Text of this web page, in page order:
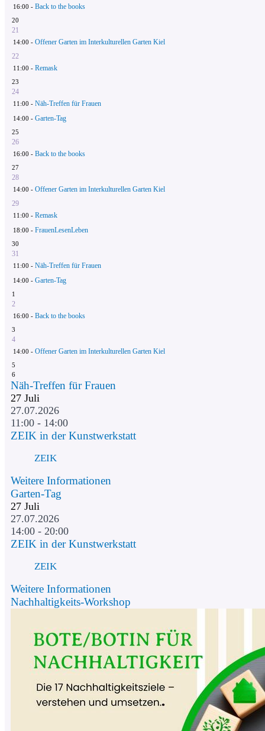
16:00 - Back to the books
20
21
14:00 - Offener Garten im Interkulturellen Garten Kiel
22
11:00 - Remask
23
24
11:00 - Näh-Treffen für Frauen
14:00 - Garten-Tag
25
26
16:00 - Back to the books
27
28
14:00 - Offener Garten im Interkulturellen Garten Kiel
29
11:00 - Remask
18:00 - FrauenLesenLeben
30
31
11:00 - Näh-Treffen für Frauen
14:00 - Garten-Tag
1
2
16:00 - Back to the books
3
4
14:00 - Offener Garten im Interkulturellen Garten Kiel
5
6
Näh-Treffen für Frauen
27 Juli
27.07.2026
11:00 - 14:00
ZEIK in der Kunstwerkstatt
ZEIK
Weitere Informationen
Garten-Tag
27 Juli
27.07.2026
14:00 - 20:00
ZEIK in der Kunstwerkstatt
ZEIK
Weitere Informationen
Nachhaltigkeits-Workshop